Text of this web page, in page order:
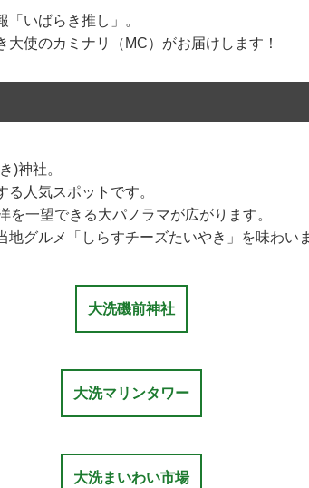
いばらき推し」。
使のカミナリ（MC）がお届けします！
)神社。
人気スポットです。
一望できる大パノラマが広がります。
グルメ「しらすチーズたいやき」を味わい
大洗磯前神社
大洗マリンタワー
大洗まいわい市場